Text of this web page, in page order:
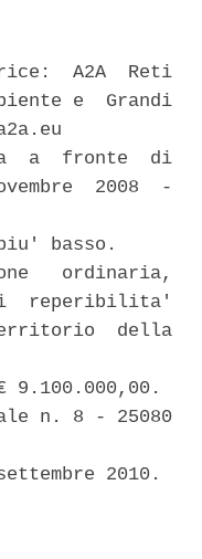
A2A  Reti
e  Grandi
a  fronte  di
2008  -
basso.
ordinaria,
reperibilita'
della
9.100.000,00.
n. 8 - 25080
2010.